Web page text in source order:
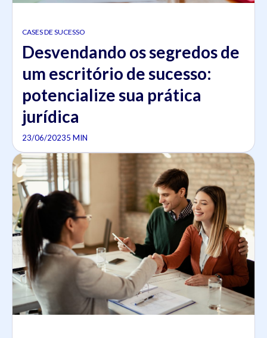
CASES DE SUCESSO
Desvendando os segredos de
um escritório de sucesso:
potencialize sua prática
jurídica
23/06/20235 MIN